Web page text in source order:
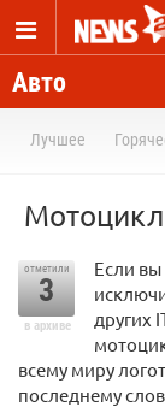
Авто
Лучшее
Мотоцикл
отметили
3
в архиве
Если вы
других
всему миру
последнему